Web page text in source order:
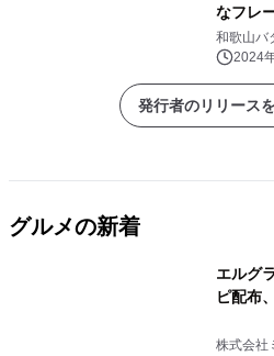
なフレ
和歌山バ
2024
発行者のリリース
グルメの新着
エルグ
ピ配布
株式会社